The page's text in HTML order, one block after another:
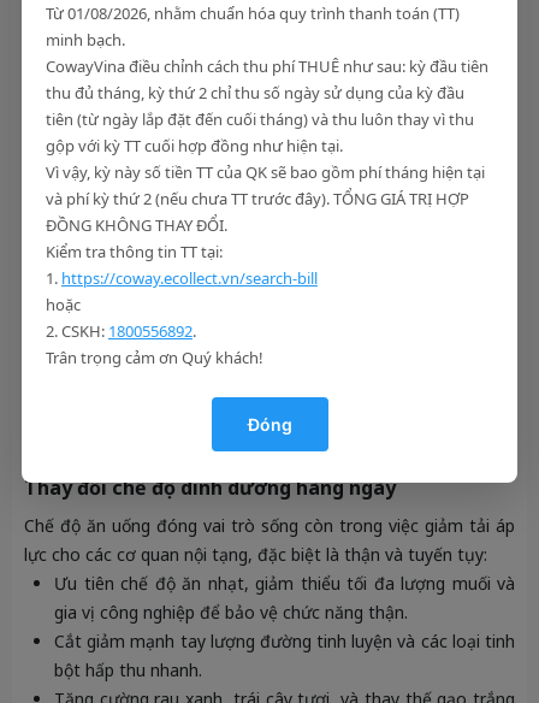
thay vì chỉ uống nước lọc tinh khiết.
Việc tận dụng các loại thức uống tự nhiên như nước dừa, nước
ép trái cây tươi hoặc sử dụng dung dịch oresol đúng tỷ lệ sẽ
giúp cơ thể phục hồi trạng thái cân bằng nhanh chóng.
Thay đổi chế độ dinh dưỡng hàng ngày
Chế độ ăn uống đóng vai trò sống còn trong việc giảm tải áp
lực cho các cơ quan nội tạng, đặc biệt là thận và tuyến tụy:
Ưu tiên chế độ ăn nhạt, giảm thiểu tối đa lượng muối và
gia vị công nghiệp để bảo vệ chức năng thận.
Cắt giảm mạnh tay lượng đường tinh luyện và các loại tinh
bột hấp thu nhanh.
Từ 01/08/2026, nhằm chuẩn hóa quy trình thanh toán (TT)
minh bạch.
CowayVina điều chỉnh cách thu phí THUÊ như sau: kỳ đầu tiên
thu đủ tháng, kỳ thứ 2 chỉ thu số ngày sử dụng của kỳ đầu
tiên (từ ngày lắp đặt đến cuối tháng) và thu luôn thay vì thu
gộp với kỳ TT cuối hợp đồng như hiện tại.
Vì vậy, kỳ này số tiền TT của QK sẽ bao gồm phí tháng hiện tại
và phí kỳ thứ 2 (nếu chưa TT trước đây). TỔNG GIÁ TRỊ HỢP
ĐỒNG KHÔNG THAY ĐỔI.
Kiểm tra thông tin TT tại:
1. https://coway.ecollect.vn/search-bill
hoặc
2. CSKH: 1800556892.
Trân trọng cảm ơn Quý khách!
Đóng